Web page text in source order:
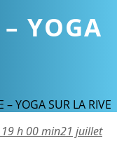
YOGA
– YOGA SUR LA RIVE
h 00 min21 juillet